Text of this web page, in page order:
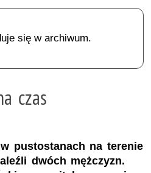
się w archiwum.
czas
pustostanach na terenie
dwóch mężczyzn.